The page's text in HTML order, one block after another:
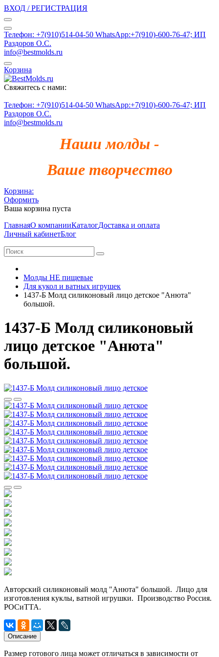
ВХОД / РЕГИСТРАЦИЯ
Телефон: +7(910)514-04-50 WhatsApp:+7(910)-600-76-47; ИП
Раздоров О.С.
info@bestmolds.ru
Корзина
Свяжитесь с нами:
Телефон: +7(910)514-04-50 WhatsApp:+7(910)-600-76-47; ИП
Раздоров О.С.
info@bestmolds.ru
Наши молды -
Ваше творчество
Корзина:
Оформить
Ваша корзина пуста
ГлавнаяО компанииКаталогДоставка и оплата
Личный кабинетБлог
Молды НЕ пищевые
Для кукол и ватных игрушек
1437-Б Молд силиконовый лицо детское "Анюта"
большой.
1437-Б Молд силиконовый
лицо детское "Анюта"
большой.
Авторский силиконовый молд "Анюта" большой. Лицо для
изготовления куклы, ватной игрушки. Производство Россия.
РОСиТТА.
Описание
Размер готового лица может отличаться в зависимости от